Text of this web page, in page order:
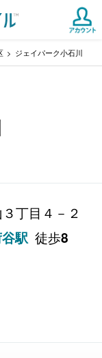
ジェイパーク小石川
丁目４－２
駅 徒歩8